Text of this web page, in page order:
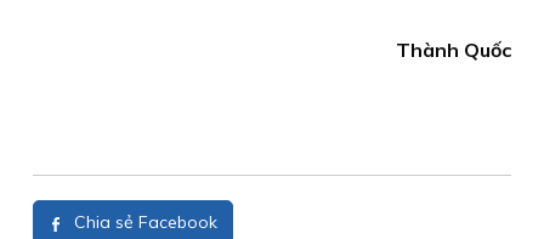
Thành Quốc
Chia sẻ Facebook